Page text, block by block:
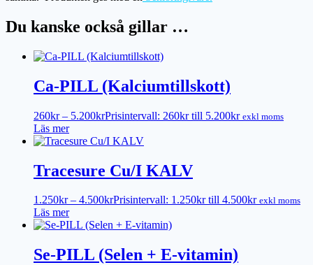
Du kanske också gillar …
Ca-PILL (Kalciumtillskott)
260kr – 5.200krPrisintervall: 260kr till 5.200kr exkl moms
Läs mer
Tracesure Cu/I KALV
1.250kr – 4.500krPrisintervall: 1.250kr till 4.500kr exkl moms
Läs mer
Se-PILL (Selen + E-vitamin)